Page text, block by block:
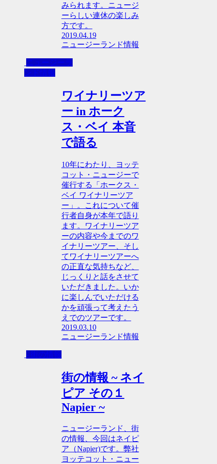
みられます。ニュージ
ーらしい連休の楽しみ
方です。
2019.04.19
ニュージーランド情報
ニュージーラ
ンド情報
ワイナリーツア
ー in ホーク
ス・ベイ 本音
で語る
10年にわたり、ヨッテ
コット・ニュージーで
催行する「ホークス・
ベイ ワイナリーツア
ー」。これについて催
行者自身が本年で語り
ます。ワイナリーツア
ーの内容や今までのワ
イナリーツアー、そし
てワイナリーツアーへ
の正直な気持ちなど、
じっくりと話をさせて
いただきました。いか
に楽しんでいただける
かを頑張って考えたう
えでのツアーです。
2019.03.10
ニュージーランド情報
- 街の情報
街の情報 ~ ネイ
ピア その１
Napier ~
ニュージーランド、街
の情報、今回はネイピ
ア（Napier)です。弊社
ヨッテコット・ニュー